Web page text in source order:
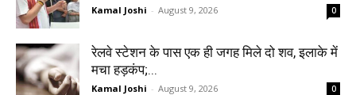
Kamal Joshi - August 9, 2026 0
रेलवे स्टेशन के पास एक ही जगह मिले दो शव, इलाके में
मचा हड़कंप;...
Kamal Joshi - August 9, 2026 0